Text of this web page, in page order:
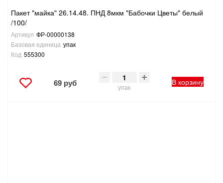
Пакет "майка" 26.14.48. ПНД 8мкм "Бабочки Цветы" белый
/100/
Артикул ФР-00000138
Базовая единица упак
Код 555300
69 руб упак
В корзину